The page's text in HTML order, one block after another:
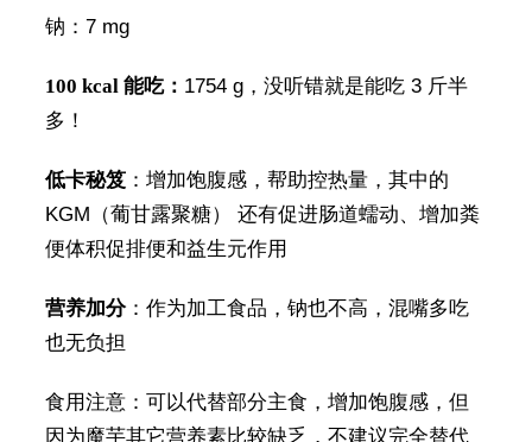
钠：7 mg
100 kcal 能吃： 1754 g，没听错就是能吃 3 斤半
多！
低卡秘笈：增加饱腹感，帮助控热量，其中的
KGM（葡甘露聚糖） 还有促进肠道蠕动、增加粪
便体积促排便和益生元作用
营养加分：作为加工食品，钠也不高，混嘴多吃
也无负担
食用注意：可以代替部分主食，增加饱腹感，但
因为魔芋其它营养素比较缺乏，不建议完全替代